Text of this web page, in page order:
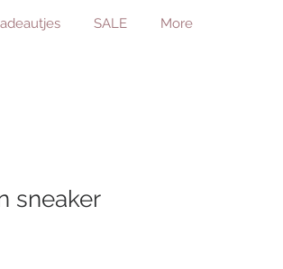
SALE More
sneaker